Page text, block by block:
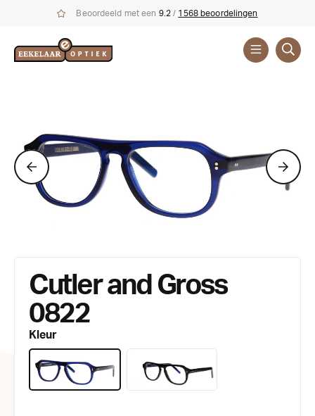
Beoordeeld met een 9.2 / 1568 beoordelingen
Cutler and Gross
0822
Kleur